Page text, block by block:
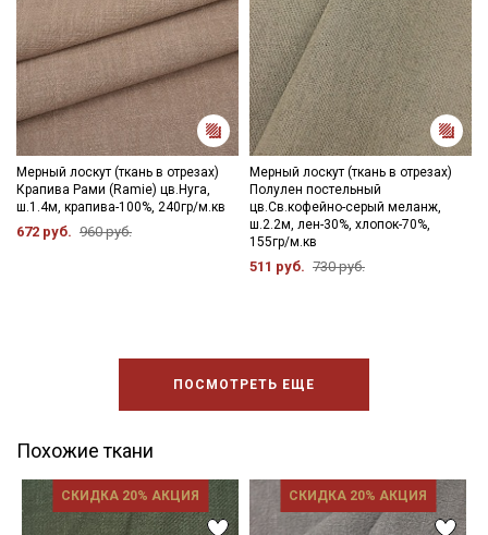
Мерный лоскут (ткань в отрезах)
Крапива Рами (Ramie) цв.Нуга,
ш.1.4м, крапива-100%, 240гр/м.кв
672 руб. 960 руб.
Мерный лоскут (ткань в отрезах)
Полулен постельный
цв.Св.кофейно-серый меланж,
ш.2.2м, лен-30%, хлопок-70%,
155гр/м.кв
511 руб. 730 руб.
ПОСМОТРЕТЬ ЕЩЕ
Похожие ткани
СКИДКА 20% АКЦИЯ СКИДКА 20% АКЦИЯ